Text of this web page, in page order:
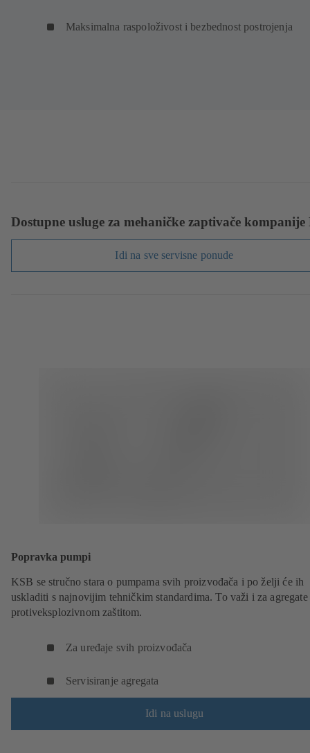
Maksimalna raspoloživost i bezbednost postrojenja
Dostupne usluge za mehaničke zaptivače kompanije
Idi na sve servisne ponude
Popravka pumpi
KSB se stručno stara o pumpama svih proizvođača i po želji će ih
uskladiti s najnovijim tehničkim standardima. To važi i za agregate
protiveksplozivnom zaštitom.
Za uređaje svih proizvođača
Servisiranje agregata
Idi na uslugu